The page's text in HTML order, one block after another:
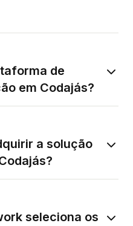
de
em Codajás?
a solução
seleciona os